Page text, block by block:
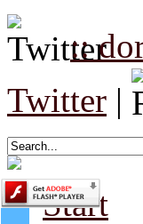
::
Twitter |
Start